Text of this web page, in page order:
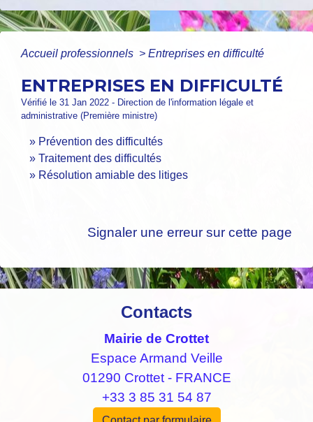
Accueil professionnels > Entreprises en difficulté
ENTREPRISES EN DIFFICULTÉ
Vérifié le 31 Jan 2022 - Direction de l'information légale et
administrative (Première ministre)
Prévention des difficultés
Traitement des difficultés
Résolution amiable des litiges
Signaler une erreur sur cette page
Contacts
Mairie de Crottet
Espace Armand Veille
01290 Crottet - FRANCE
+33 3 85 31 54 87